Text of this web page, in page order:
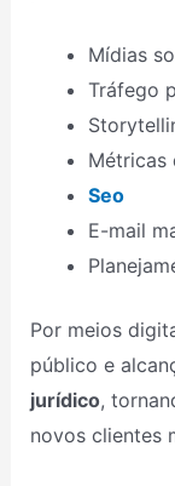
Mídias
Tráfego
Métricas
Seo
E-mail
Por meios
público e
jurídico,
novos clientes